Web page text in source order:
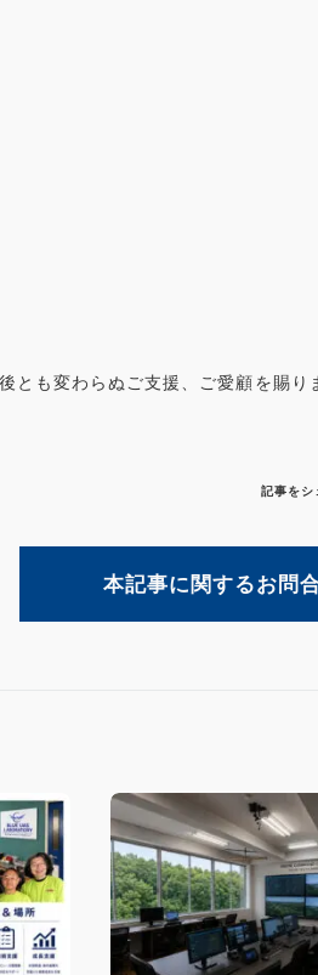
とも変わらぬご支援、ご愛顧を賜り
記事をシ
本記事に関するお問